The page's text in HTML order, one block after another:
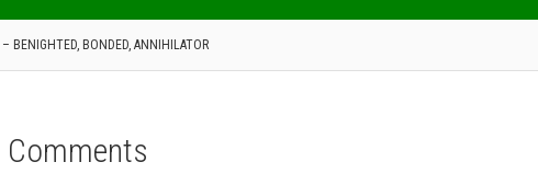
BENIGHTED, BONDED, ANNIHILATOR
Comments